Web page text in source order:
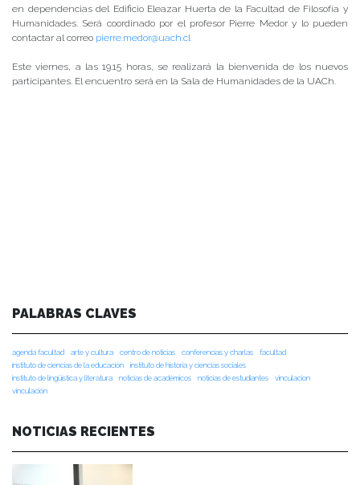
en dependencias del Edificio Eleazar Huerta de la Facultad de Filosofía y
Humanidades. Será coordinado por el profesor Pierre Medor y lo pueden
contactar al correo pierre.medor@uach.cl
Este viernes, a las 19.15 horas, se realizará la bienvenida de los nuevos
participantes. El encuentro será en la Sala de Humanidades de la UACh.
PALABRAS CLAVES
agenda facultad arte y cultura centro de noticias conferencias y charlas
facultad
instituto de ciencias de la educación
instituto de historia y ciencias sociales
instituto de lingüística y literatura
noticias de académicos noticias de estudiantes
vinculacion
vinculación
NOTICIAS RECIENTES